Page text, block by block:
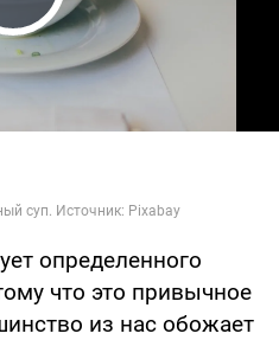
Video
определенного
что это привычное
из нас обожает